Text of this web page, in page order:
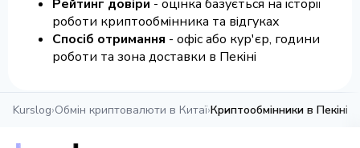
Рейтинг довіри - оцінка базується на історії
роботи криптообмінника та відгуках
Спосіб отримання - офіс або кур'єр, години
роботи та зона доставки в Пекіні
Kurslog›Обмін криптовалюти в Китаї›Криптообмінники в Пекіні